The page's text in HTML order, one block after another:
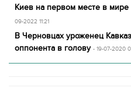
Киев на первом месте в мире
09-2022 11:21
В Черновцах уроженец
оппонента в голову - 19-07-2020